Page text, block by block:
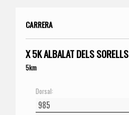
CARRERA
X 5K ALBALAT DELS SORELLS
5km
Dorsal: